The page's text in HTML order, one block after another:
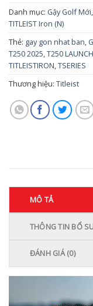
Danh mục: Gậy Golf Mới,
TITLEIST Iron (N)
Thẻ: gay gon nhat ban,
T250 2025,T250 LAUNCH
TITLEISTIRON,TSERIES
Thương hiệu: Titleist
MÔ TẢ
THÔNG TIN BỔ
ĐÁNH GIÁ (0)